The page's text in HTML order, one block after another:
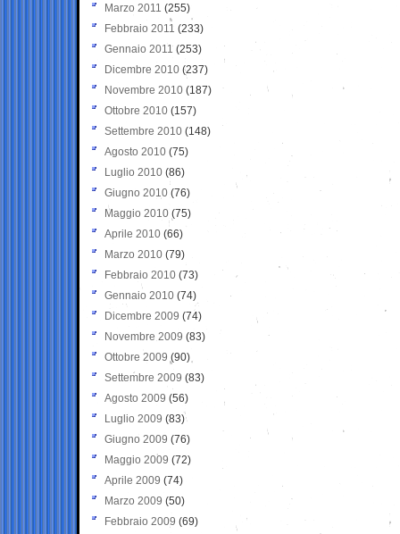
Marzo 2011 (255)
Febbraio 2011 (233)
Gennaio 2011 (253)
Dicembre 2010 (237)
Novembre 2010 (187)
Ottobre 2010 (157)
Settembre 2010 (148)
Agosto 2010 (75)
Luglio 2010 (86)
Giugno 2010 (76)
Maggio 2010 (75)
Aprile 2010 (66)
Marzo 2010 (79)
Febbraio 2010 (73)
Gennaio 2010 (74)
Dicembre 2009 (74)
Novembre 2009 (83)
Ottobre 2009 (90)
Settembre 2009 (83)
Agosto 2009 (56)
Luglio 2009 (83)
Giugno 2009 (76)
Maggio 2009 (72)
Aprile 2009 (74)
Marzo 2009 (50)
Febbraio 2009 (69)